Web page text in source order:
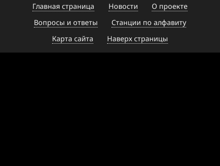
Главная страница
Новости
О проекте
Вопросы и ответы
Станции по алфавиту
Карта сайта
Наверх страницы